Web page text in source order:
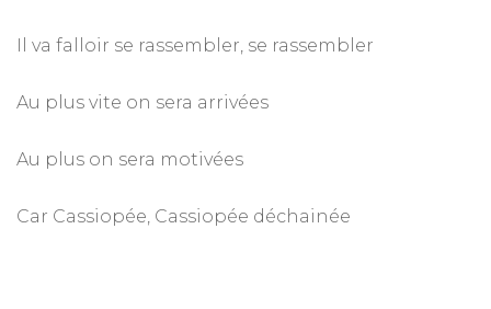
Il va falloir se rassembler, se rassembler
Au plus vite on sera arrivées
Au plus on sera motivées
Car Cassiopée, Cassiopée déchainée